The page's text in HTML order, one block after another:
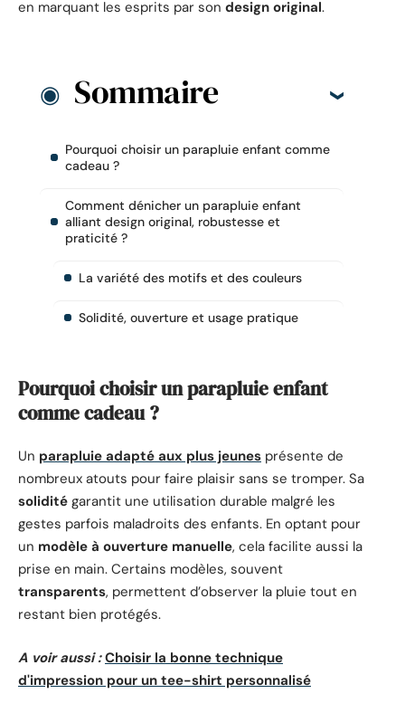
en marquant les esprits par son design original.
Sommaire
Pourquoi choisir un parapluie enfant comme
cadeau ?
Comment dénicher un parapluie enfant
alliant design original, robustesse et
praticité ?
La variété des motifs et des couleurs
Solidité, ouverture et usage pratique
Pourquoi choisir un parapluie enfant
comme cadeau ?
Un parapluie adapté aux plus jeunes présente de
nombreux atouts pour faire plaisir sans se tromper. Sa
solidité garantit une utilisation durable malgré les
gestes parfois maladroits des enfants. En optant pour
un modèle à ouverture manuelle, cela facilite aussi la
prise en main. Certains modèles, souvent
transparents, permettent d’observer la pluie tout en
restant bien protégés.
A voir aussi : Choisir la bonne technique
d'impression pour un tee-shirt personnalisé